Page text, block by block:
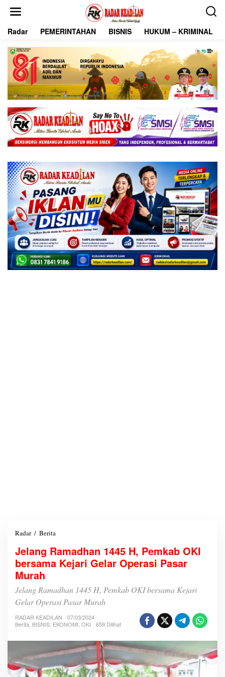
Radar PEMERINTAHAN BISNIS HUKUM – KRIMINAL
Radar / Berita
l
n
R
m
a
d
a
n
4
Jelang Ramadhan 1445 H, Pemkab OKI
bersama Kejari Gelar Operasi Pasar
Murah
Jelang Ramadhan 1445 H, Pemkab OKI bersama Kejari
Gelar Operasi Pasar Murah
RADAR KEADILAN
07/03/2024
Berita, BISNIS, EKONOMI, OKI 659 Dilihat